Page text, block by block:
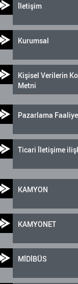
İletişim
Kurumsal
Kişisel Verilerin
Metni
Pazarlama
Ticari İletişime
KAMYON
KAMYONET
MİDİBÜS